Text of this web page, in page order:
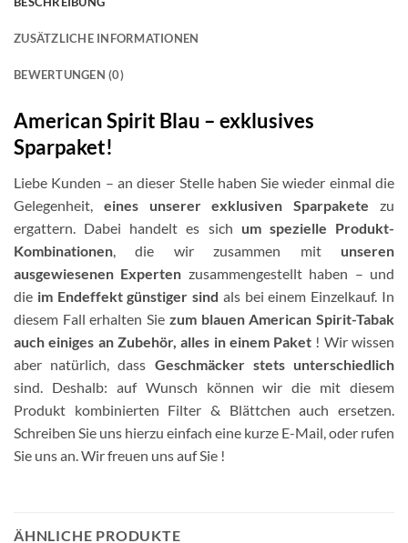
ZUSÄTZLICHE INFORMATIONEN
BEWERTUNGEN (0)
American Spirit Blau – exklusives
Sparpaket!
Liebe Kunden – an dieser Stelle haben Sie wieder einmal die
Gelegenheit, eines unserer exklusiven Sparpakete zu
ergattern. Dabei handelt es sich um spezielle Produkt-
Kombinationen , die wir zusammen mit unseren
ausgewiesenen Experten zusammengestellt haben – und
die im Endeffekt günstiger sind als bei einem Einzelkauf. In
diesem Fall erhalten Sie zum blauen American Spirit-Tabak
auch einiges an Zubehör, alles in einem Paket ! Wir wissen
aber natürlich, dass Geschmäcker stets unterschiedlich
sind. Deshalb: auf Wunsch können wir die mit diesem
Produkt kombinierten Filter & Blättchen auch ersetzen.
Schreiben Sie uns hierzu einfach eine kurze E-Mail, oder rufen
Sie uns an. Wir freuen uns auf Sie !
ÄHNLICHE PRODUKTE